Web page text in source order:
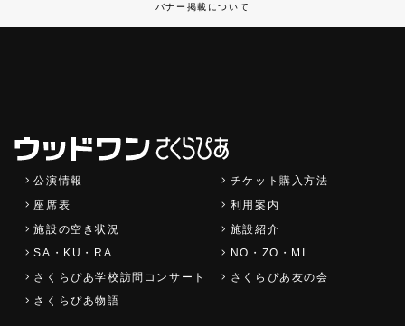
バナー掲載について
公演情報
チケット購入方法
座席表
利用案内
施設の空き状況
施設紹介
SA・KU・RA
NO・ZO・MI
さくらぴあ学校訪問コンサート
さくらぴあ友の会
さくらぴあ物語